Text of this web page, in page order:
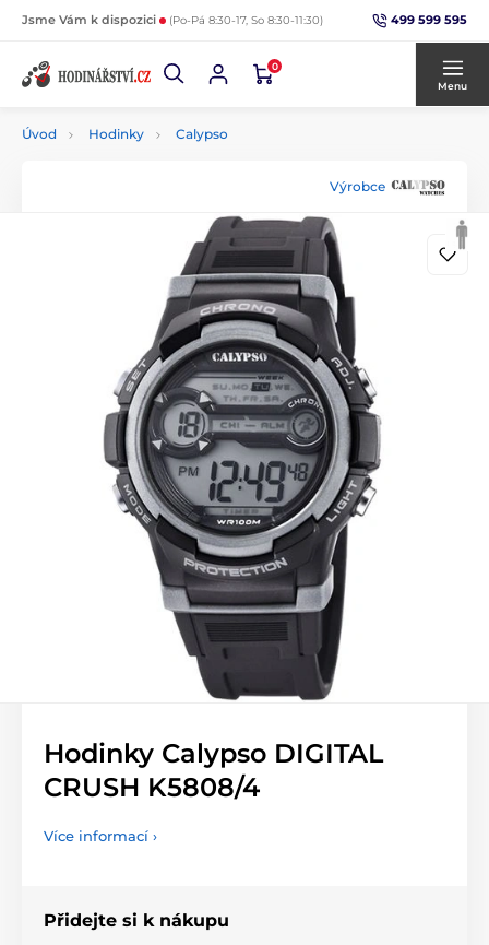
Jsme Vám k dispozici (Po-Pá 8:30-17, So 8:30-11:30) 499 599 595
0
Menu
Úvod Hodinky Calypso
Výrobce
Hodinky Calypso DIGITAL
CRUSH K5808/4
Více informací ›
Přidejte si k nákupu